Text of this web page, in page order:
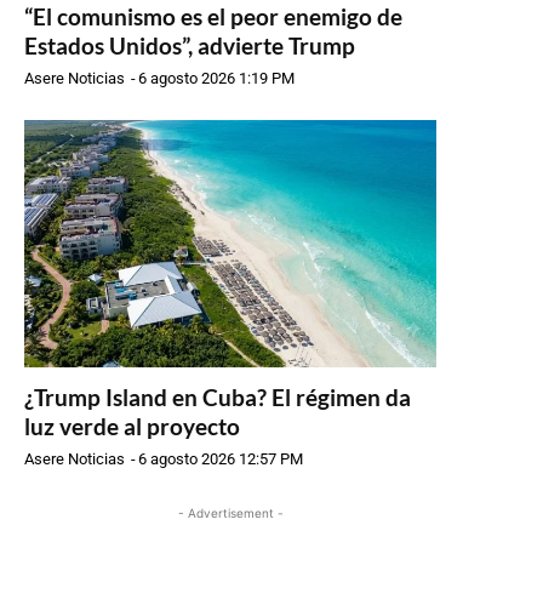
“El comunismo es el peor enemigo de
Estados Unidos”, advierte Trump
Asere Noticias -6 agosto 2026 1:19 PM
¿Trump Island en Cuba? El régimen da
luz verde al proyecto
Asere Noticias -6 agosto 2026 12:57 PM
- Advertisement -